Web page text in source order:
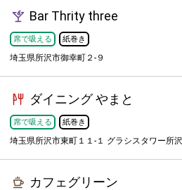
Bar Thrity three
席で吸える 紙巻き
埼玉県所沢市御幸町２-９
ダイニング やまと
席で吸える 紙巻き
埼玉県所沢市東町１１-１ グラシスタワー所
カフェグリーン